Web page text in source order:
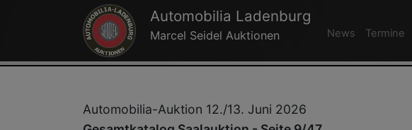
Automobilia Ladenburg
Marcel Seidel Auktionen News Termine
Automobilia-Auktion 12./13. Juni 2026